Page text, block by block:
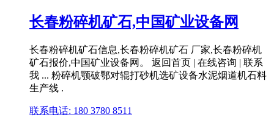
长春粉碎机矿石,中国矿业设备网
长春粉碎机矿石信息,长春粉碎机矿石 厂家,长春粉碎机
矿石报价,中国矿业设备网。 返回首页 | 在线咨询 | 联系
我 ... 粉碎机颚破鄂对辊打砂机选矿设备水泥烟道机石料
生产线 .
联系电话: 180 3780 8511